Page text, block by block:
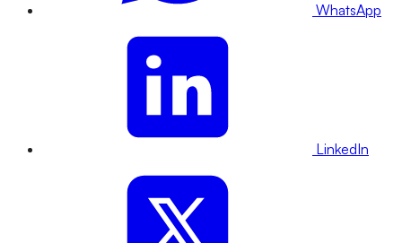
WhatsApp
LinkedIn